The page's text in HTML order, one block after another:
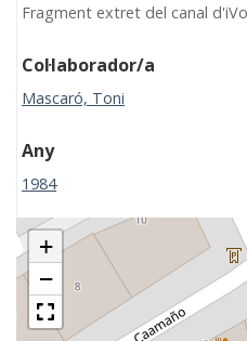
Fragment extret del canal
Col·laborador/a
Mascaró, Toni
Any
1984
+
−